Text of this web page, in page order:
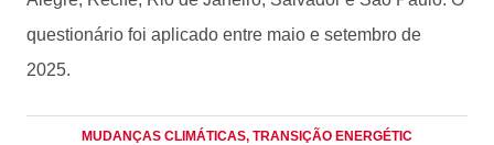
questionário foi aplicado entre maio e setembro de
2025.
MUDANÇAS CLIMÁTICAS, TRANSIÇÃO ENERGÉTIC